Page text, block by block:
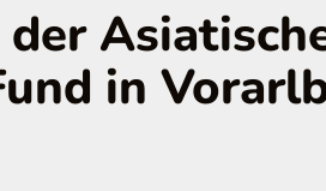
in